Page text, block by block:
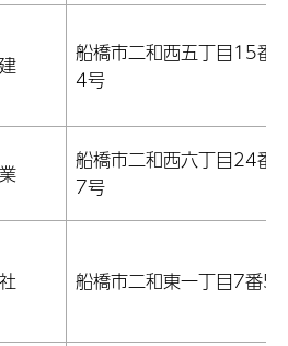
船橋市二和西五丁目15番3
4号
船橋市二和西六丁目24番1
7号
船橋市二和東一丁目7番5